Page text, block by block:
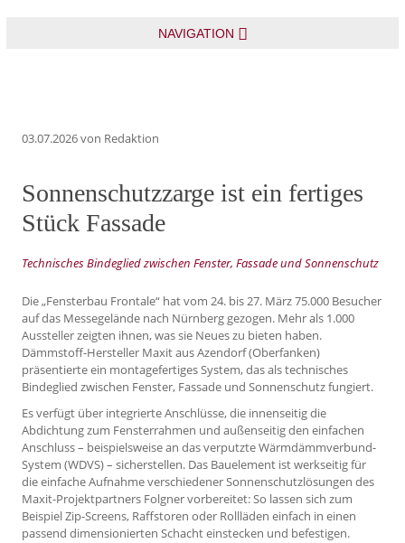
NAVIGATION
03.07.2026von Redaktion
Sonnenschutzzarge ist ein fertiges
Stück Fassade
Technisches Bindeglied zwischen Fenster, Fassade und Sonnenschutz
Die „Fensterbau Frontale“ hat vom 24. bis 27. März 75.000 Besucher
auf das Messegelände nach Nürnberg gezogen. Mehr als 1.000
Aussteller zeigten ihnen, was sie Neues zu bieten haben.
Dämmstoff-Hersteller Maxit aus Azendorf (Oberfanken)
präsentierte ein montagefertiges System, das als technisches
Bindeglied zwischen Fenster, Fassade und Sonnenschutz fungiert.
Es verfügt über integrierte Anschlüsse, die innenseitig die
Abdichtung zum Fensterrahmen und außenseitig den einfachen
Anschluss – beispielsweise an das verputzte Wärmdämmverbund-
System (WDVS) – sicherstellen. Das Bauelement ist werkseitig für
die einfache Aufnahme verschiedener Sonnenschutzlösungen des
Maxit-Projektpartners Folgner vorbereitet: So lassen sich zum
Beispiel Zip-Screens, Raffstoren oder Rollläden einfach in einen
passend dimensionierten Schacht einstecken und befestigen.